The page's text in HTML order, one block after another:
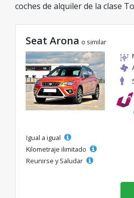
coches de alquiler de la clase
de la categoría seleccionada,
excelentes desde solo 28€/día.
Seat Arona o similar
Igual a igual
Kilometraje ilimitado
Reunirse y Saludar